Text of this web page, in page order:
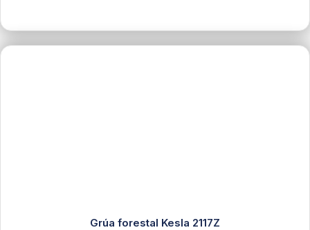
Grúa forestal Kesla 2117Z